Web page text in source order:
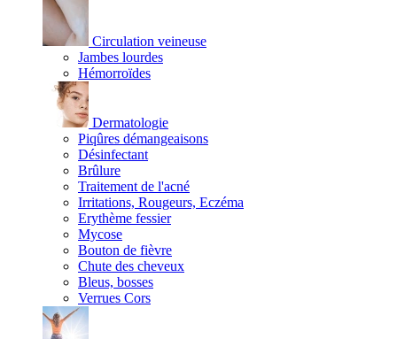
Circulation veineuse
Jambes lourdes
Hémorroïdes
Dermatologie
Piqûres démangeaisons
Désinfectant
Brûlure
Traitement de l'acné
Irritations, Rougeurs, Eczéma
Erythème fessier
Mycose
Bouton de fièvre
Chute des cheveux
Bleus, bosses
Verrues Cors